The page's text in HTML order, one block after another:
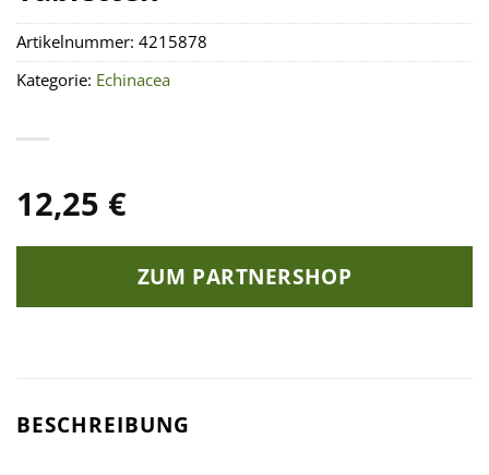
12,25 €
ZUM PARTNERSHOP
Artikelnummer: 4215878
Kategorie: Echinacea
BESCHREIBUNG